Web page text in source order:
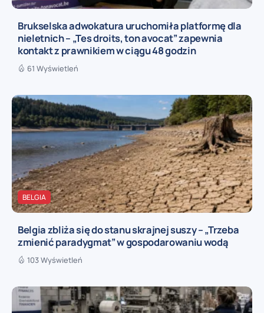
Brukselska adwokatura uruchomiła platformę dla
nieletnich – „Tes droits, ton avocat” zapewnia
kontakt z prawnikiem w ciągu 48 godzin
61 Wyświetleń
BELGIA
Belgia zbliża się do stanu skrajnej suszy – „Trzeba
zmienić paradygmat” w gospodarowaniu wodą
103 Wyświetleń